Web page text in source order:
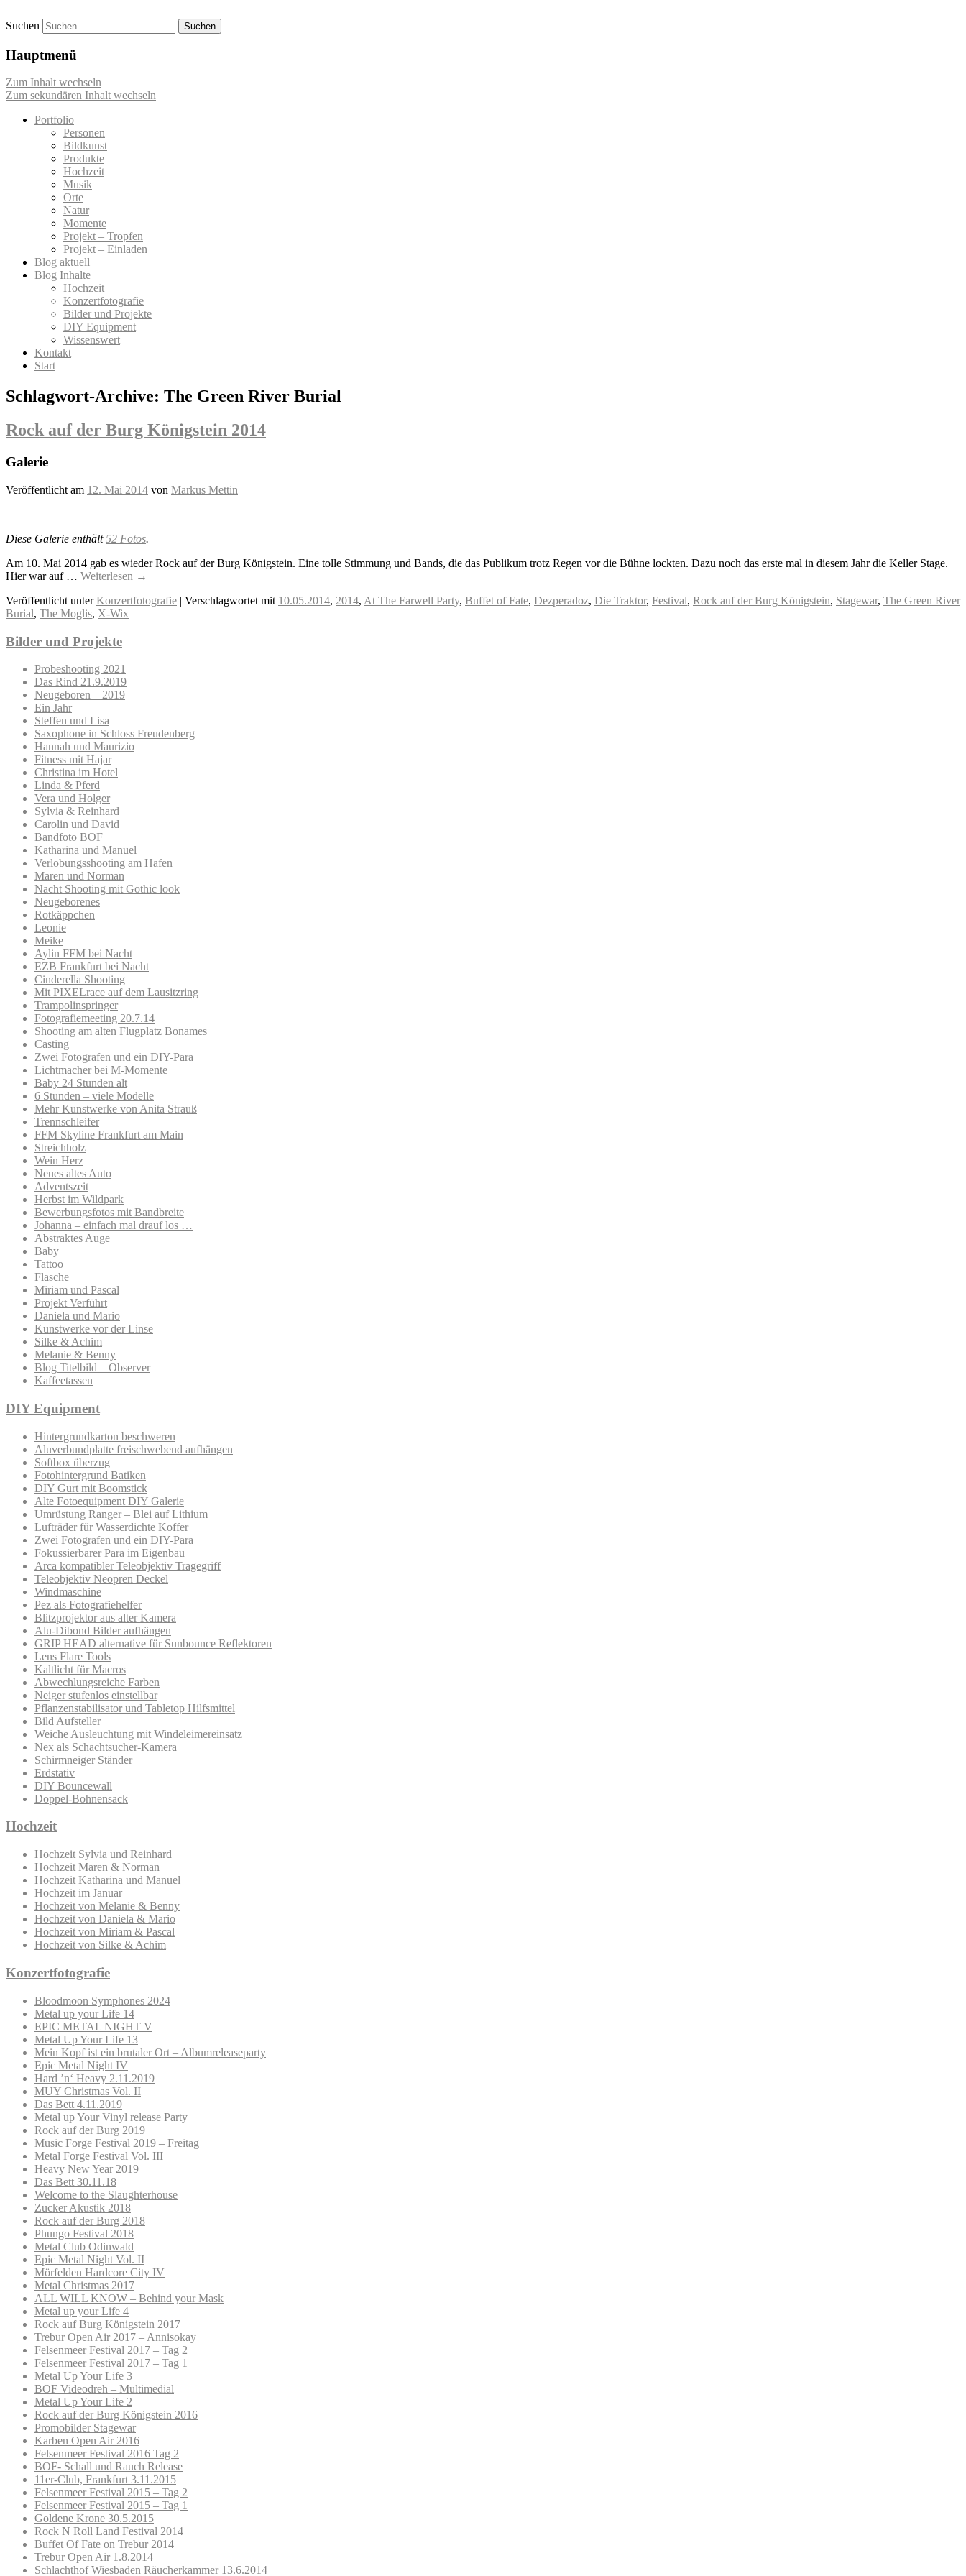
M-Momente
Momentaufnahmen von Markus Mettin
Suchen
Hauptmenü
Zum Inhalt wechseln
Zum sekundären Inhalt wechseln
Portfolio
Personen
Bildkunst
Produkte
Hochzeit
Musik
Orte
Natur
Momente
Projekt – Tropfen
Projekt – Einladen
Blog aktuell
Blog Inhalte
Hochzeit
Konzertfotografie
Bilder und Projekte
DIY Equipment
Wissenswert
Kontakt
Start
Schlagwort-Archive: The Green River Burial
Rock auf der Burg Königstein 2014
Galerie
Veröffentlicht am 12. Mai 2014 von Markus Mettin
Diese Galerie enthält52 Fotos.
Am 10. Mai 2014 gab es wieder Rock auf der Burg Königstein. Eine tolle Stimmung und Bands, die das Publikum trotz Regen vor die Bühne lockten. Dazu noch das erste mal in diesem Jahr die Keller Stage.
Hier war auf … Weiterlesen →
Veröffentlicht unter Konzertfotografie | Verschlagwortet mit 10.05.2014, 2014, At The Farwell Party, Buffet of Fate, Dezperadoz, Die Traktor, Festival, Rock auf der Burg Königstein, Stagewar, The Green River
Burial, The Moglis, X-Wix
Bilder und Projekte
Probeshooting 2021
Das Rind 21.9.2019
Neugeboren – 2019
Ein Jahr
Steffen und Lisa
Saxophone in Schloss Freudenberg
Hannah und Maurizio
Fitness mit Hajar
Christina im Hotel
Linda & Pferd
Vera und Holger
Sylvia & Reinhard
Carolin und David
Bandfoto BOF
Katharina und Manuel
Verlobungsshooting am Hafen
Maren und Norman
Nacht Shooting mit Gothic look
Neugeborenes
Rotkäppchen
Leonie
Meike
Aylin FFM bei Nacht
EZB Frankfurt bei Nacht
Cinderella Shooting
Mit PIXELrace auf dem Lausitzring
Trampolinspringer
Fotografiemeeting 20.7.14
Shooting am alten Flugplatz Bonames
Casting
Zwei Fotografen und ein DIY-Para
Lichtmacher bei M-Momente
Baby 24 Stunden alt
6 Stunden – viele Modelle
Mehr Kunstwerke von Anita Strauß
Trennschleifer
FFM Skyline Frankfurt am Main
Streichholz
Wein Herz
Neues altes Auto
Adventszeit
Herbst im Wildpark
Bewerbungsfotos mit Bandbreite
Johanna – einfach mal drauf los …
Abstraktes Auge
Baby
Tattoo
Flasche
Miriam und Pascal
Projekt Verführt
Daniela und Mario
Kunstwerke vor der Linse
Silke & Achim
Melanie & Benny
Blog Titelbild – Observer
Kaffeetassen
DIY Equipment
Hintergrundkarton beschweren
Aluverbundplatte freischwebend aufhängen
Softbox überzug
Fotohintergrund Batiken
DIY Gurt mit Boomstick
Alte Fotoequipment DIY Galerie
Umrüstung Ranger – Blei auf Lithium
Lufträder für Wasserdichte Koffer
Zwei Fotografen und ein DIY-Para
Fokussierbarer Para im Eigenbau
Arca kompatibler Teleobjektiv Tragegriff
Teleobjektiv Neopren Deckel
Windmaschine
Pez als Fotografiehelfer
Blitzprojektor aus alter Kamera
Alu-Dibond Bilder aufhängen
GRIP HEAD alternative für Sunbounce Reflektoren
Lens Flare Tools
Kaltlicht für Macros
Abwechlungsreiche Farben
Neiger stufenlos einstellbar
Pflanzenstabilisator und Tabletop Hilfsmittel
Bild Aufsteller
Weiche Ausleuchtung mit Windeleimereinsatz
Nex als Schachtsucher-Kamera
Schirmneiger Ständer
Erdstativ
DIY Bouncewall
Doppel-Bohnensack
Hochzeit
Hochzeit Sylvia und Reinhard
Hochzeit Maren & Norman
Hochzeit Katharina und Manuel
Hochzeit im Januar
Hochzeit von Melanie & Benny
Hochzeit von Daniela & Mario
Hochzeit von Miriam & Pascal
Hochzeit von Silke & Achim
Konzertfotografie
Bloodmoon Symphones 2024
Metal up your Life 14
EPIC METAL NIGHT V
Metal Up Your Life 13
Mein Kopf ist ein brutaler Ort – Albumreleaseparty
Epic Metal Night IV
Hard ’n‘ Heavy 2.11.2019
MUY Christmas Vol. II
Das Bett 4.11.2019
Metal up Your Vinyl release Party
Rock auf der Burg 2019
Music Forge Festival 2019 – Freitag
Metal Forge Festival Vol. III
Heavy New Year 2019
Das Bett 30.11.18
Welcome to the Slaughterhouse
Zucker Akustik 2018
Rock auf der Burg 2018
Phungo Festival 2018
Metal Club Odinwald
Epic Metal Night Vol. II
Mörfelden Hardcore City IV
Metal Christmas 2017
ALL WILL KNOW – Behind your Mask
Metal up your Life 4
Rock auf Burg Königstein 2017
Trebur Open Air 2017 – Annisokay
Felsenmeer Festival 2017 – Tag 2
Felsenmeer Festival 2017 – Tag 1
Metal Up Your Life 3
BOF Videodreh – Multimedial
Metal Up Your Life 2
Rock auf der Burg Königstein 2016
Promobilder Stagewar
Karben Open Air 2016
Felsenmeer Festival 2016 Tag 2
BOF- Schall und Rauch Release
11er-Club, Frankfurt 3.11.2015
Felsenmeer Festival 2015 – Tag 2
Felsenmeer Festival 2015 – Tag 1
Goldene Krone 30.5.2015
Rock N Roll Land Festival 2014
Buffet Of Fate on Trebur 2014
Trebur Open Air 1.8.2014
Schlachthof Wiesbaden Räucherkammer 13.6.2014